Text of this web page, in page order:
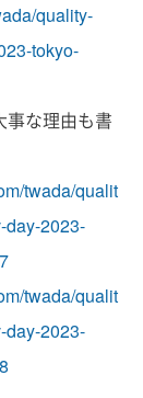
quality-
tokyo-
事な理由も書
twada/qualit
day-2023-
twada/qualit
day-2023-